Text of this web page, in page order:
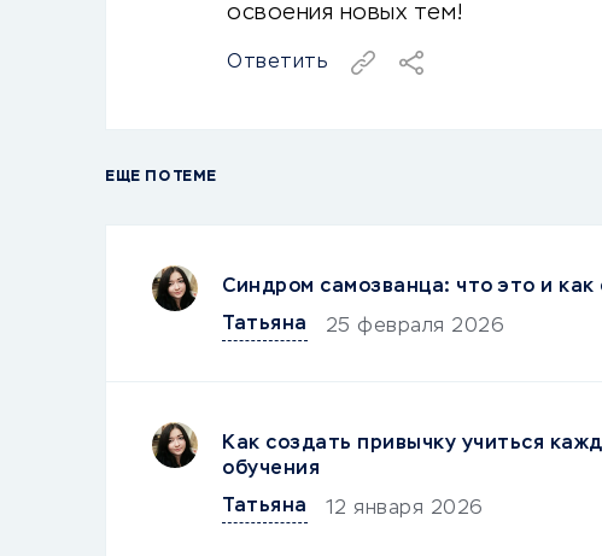
освоения новых тем!
Ответить
ЕЩЕ ПО ТЕМЕ
Синдром самозванца: что это и как
Татьяна
25 февраля 2026
Как создать привычку учиться
обучения
Татьяна
12 января 2026